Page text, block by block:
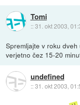
Tomi
::31. okt 2003,
Spremljajte v roku
verjetno čez 15-20
undefined
::31. okt 2003,